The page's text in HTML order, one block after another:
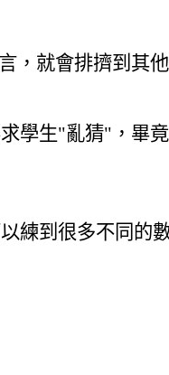
， 就會排擠到其
學生"亂猜"，畢竟
練到很多不同的